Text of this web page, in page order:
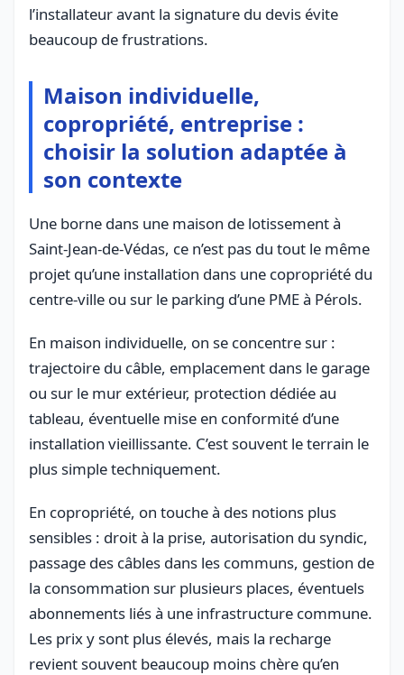
l’installateur avant la signature du devis évite
beaucoup de frustrations.
Maison individuelle,
copropriété, entreprise :
choisir la solution adaptée à
son contexte
Une borne dans une maison de lotissement à
Saint-Jean-de-Védas, ce n’est pas du tout le même
projet qu’une installation dans une copropriété du
centre-ville ou sur le parking d’une PME à Pérols.
En maison individuelle, on se concentre sur :
trajectoire du câble, emplacement dans le garage
ou sur le mur extérieur, protection dédiée au
tableau, éventuelle mise en conformité d’une
installation vieillissante. C’est souvent le terrain le
plus simple techniquement.
En copropriété, on touche à des notions plus
sensibles : droit à la prise, autorisation du syndic,
passage des câbles dans les communs, gestion de
la consommation sur plusieurs places, éventuels
abonnements liés à une infrastructure commune.
Les prix y sont plus élevés, mais la recharge
revient souvent beaucoup moins chère qu’en